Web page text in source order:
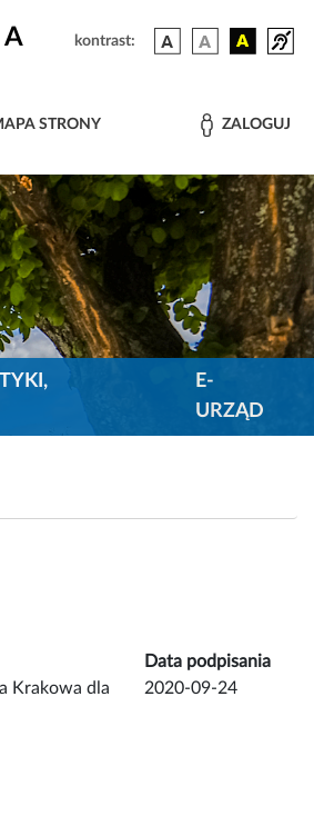
A kontrast:
STRONY ZALOGUJ
E-
URZĄD
Data podpisania
Krakowa dla
2020-09-24